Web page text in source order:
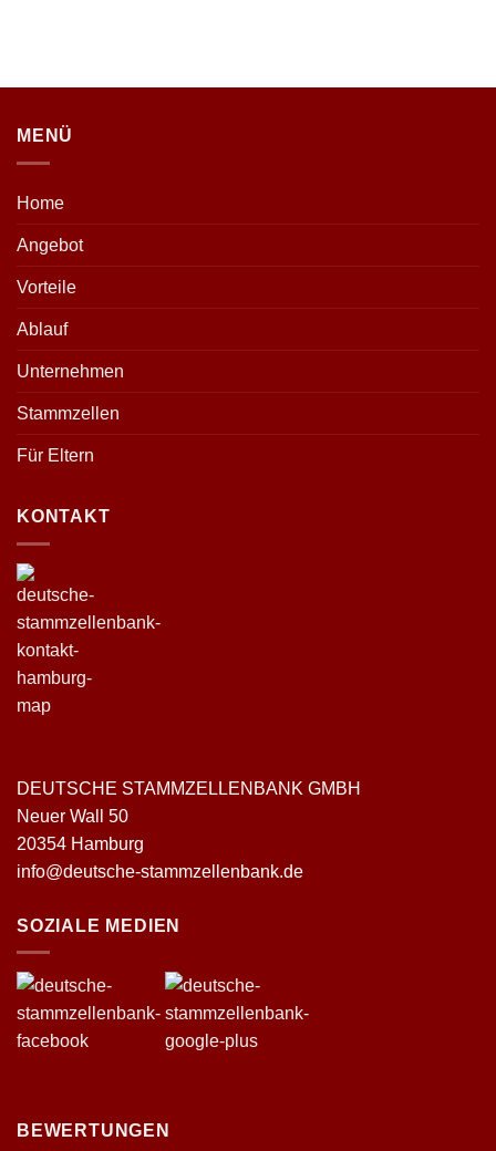
MENÜ
Home
Angebot
Vorteile
Ablauf
Unternehmen
Stammzellen
Für Eltern
KONTAKT
DEUTSCHE STAMMZELLENBANK GMBH
Neuer Wall 50
20354 Hamburg
info@deutsche-stammzellenbank.de
SOZIALE MEDIEN
BEWERTUNGEN